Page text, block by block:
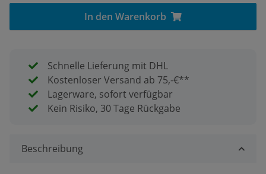
In den Warenkorb
Schnelle Lieferung mit DHL
Kostenloser Versand ab 75,-€**
Lagerware, sofort verfügbar
Kein Risiko, 30 Tage Rückgabe
Beschreibung